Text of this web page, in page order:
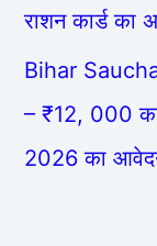
राशन कार्ड का
Bihar
– ₹12, 000 का
2026 का